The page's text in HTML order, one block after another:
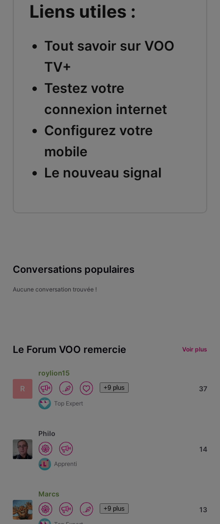
Liens utiles :
Tout savoir sur VOO
TV+
Testez votre
connexion internet
Configurez votre
mobile
Le nouveau signal
Conversations populaires
Aucune conversation trouvée !
Le Forum VOO remercie Voir plus
R
roylion15
+9 plus
Top Expert
37
Philo
Apprenti
14
Marcs
+9 plus 13